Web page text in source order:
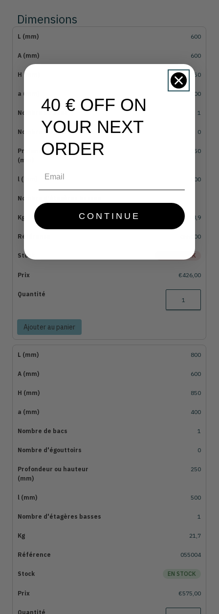
Dimensions
600
600
850
400
1
0
250
500
18,9
055000
SANS STOCK
€426,00
Ajouter au panier
800
600
850
400
1
0
250
500
1
21,7
055004
EN STOCK
€575,00
40 € OFF ON
YOUR NEXT
ORDER
CONTINUE